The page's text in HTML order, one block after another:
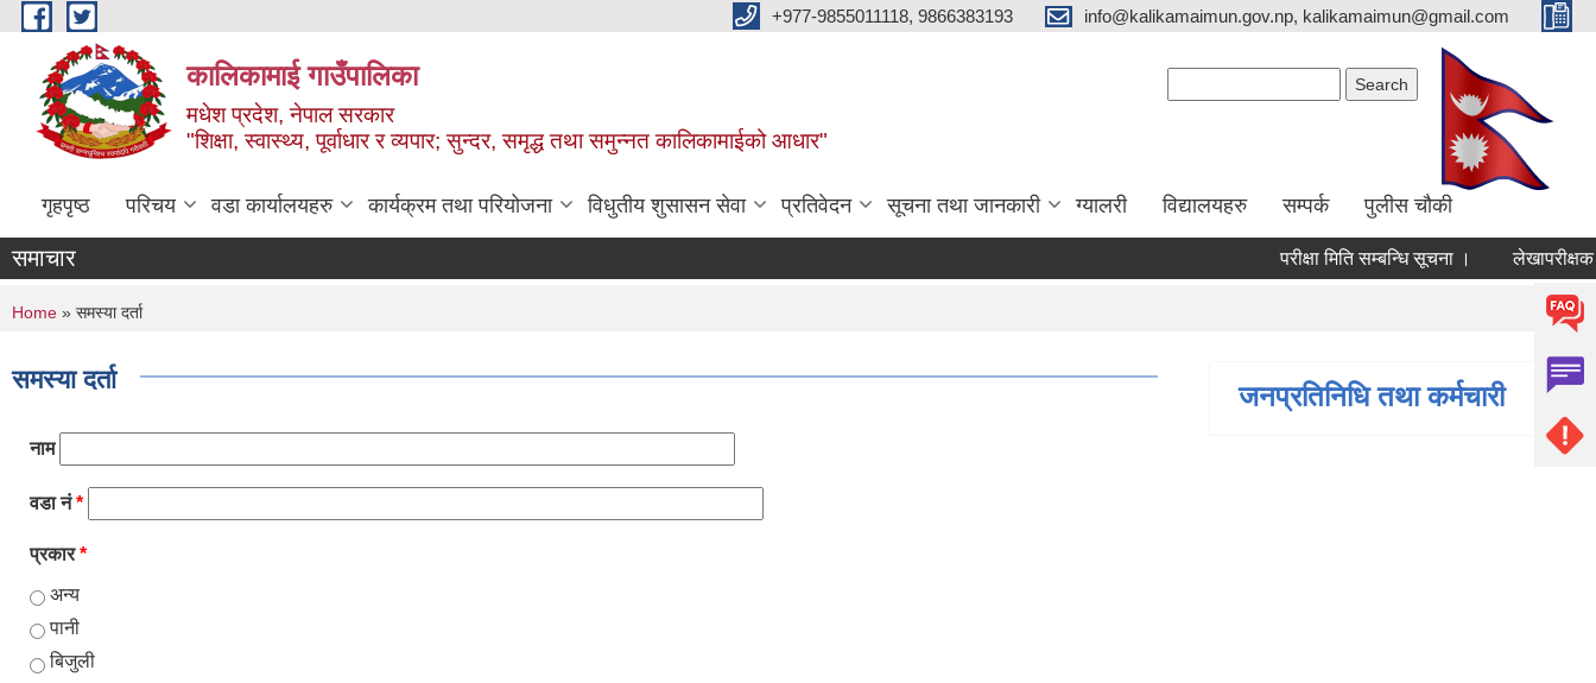
Skip to main content +977-9855011118, 9866383193 info@kalikamaimun.gov.np, kalikamaimun@gmail.com
कालिकामाई गाउँपालिका
मधेश प्रदेश, नेपाल सरकार
"शिक्षा, स्वास्थ्य, पूर्वाधार र व्यपार; सुन्दर, समृद्ध तथा समुन्नत कालिकामाईको आधार"
गृहपृष्ठ परिचय वडा कार्यालयहरु कार्यक्रम तथा परियोजना विधुतीय शुसासन सेवा प्रतिवेदन सूचना तथा जानकारी ग्यालरी विद्यालयहरु सम्पर्क पुलीस चौकी
समाचार परीक्षा मिति सम्बन्धि सूचना । लेखापरीक्षक
You are here
Home » समस्या दर्ता
समस्या दर्ता
नाम
वडा नं*
प्रकार*
अन्य
पानी
बिजुली
जनप्रतिनिधि तथा कर्मचारी